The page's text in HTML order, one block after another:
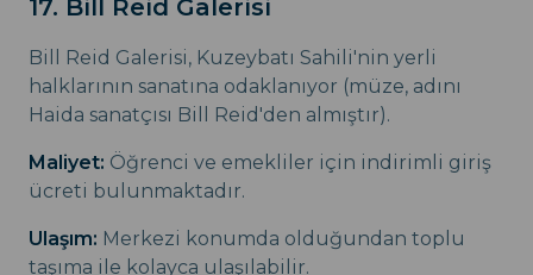
17. Bill Reid Galerisi
Bill Reid Galerisi, Kuzeybatı Sahili'nin yerli
halklarının sanatına odaklanıyor (müze, adını
Haida sanatçısı Bill Reid'den almıştır).
Maliyet: Öğrenci ve emekliler için indirimli giriş
ücreti bulunmaktadır.
Ulaşım: Merkezi konumda olduğundan toplu
taşıma ile kolayca ulaşılabilir.